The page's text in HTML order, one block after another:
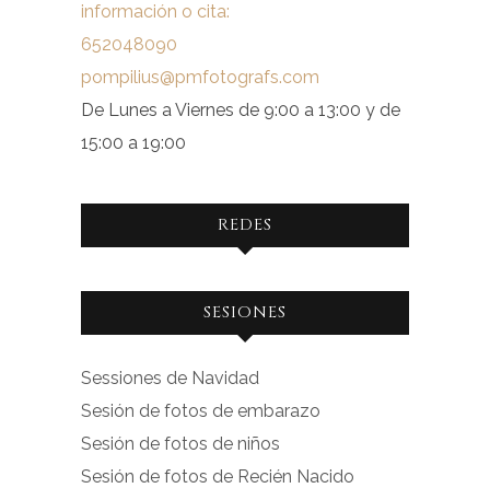
información o cita:
652048090
pompilius@pmfotografs.com
De Lunes a Viernes de 9:00 a 13:00 y de
15:00 a 19:00
REDES
Ver
facebook.com
en
Facebook
Ver
instagram.com
en
Instagram
SESIONES
Sessiones de Navidad
Sesión de fotos de embarazo
Sesión de fotos de niños
Sesión de fotos de Recién Nacido